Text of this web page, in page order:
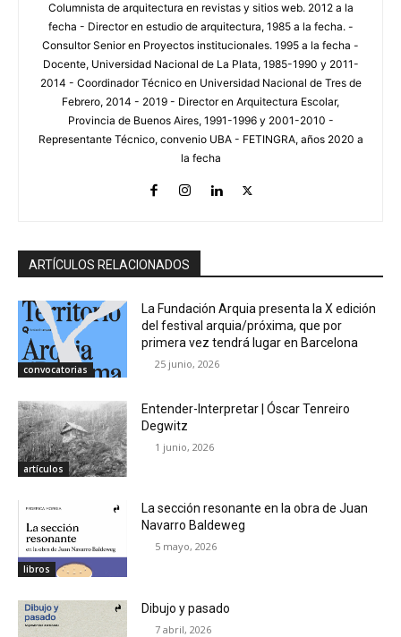
Columnista de arquitectura en revistas y sitios web. 2012 a la
fecha - Director en estudio de arquitectura, 1985 a la fecha. -
Consultor Senior en Proyectos institucionales. 1995 a la fecha -
Docente, Universidad Nacional de La Plata, 1985-1990 y 2011-
2014 - Coordinador Técnico en Universidad Nacional de Tres de
Febrero, 2014 - 2019 - Director en Arquitectura Escolar,
Provincia de Buenos Aires, 1991-1996 y 2001-2010 -
Representante Técnico, convenio UBA - FETINGRA, años 2020 a
la fecha
ARTÍCULOS RELACIONADOS
convocatorias
La Fundación Arquia presenta la X edición
del festival arquia/próxima, que por
primera vez tendrá lugar en Barcelona
25 junio, 2026
artículos
Entender-Interpretar | Óscar Tenreiro
Degwitz
1 junio, 2026
libros
La sección resonante en la obra de Juan
Navarro Baldeweg
5 mayo, 2026
Dibujo y pasado
7 abril, 2026